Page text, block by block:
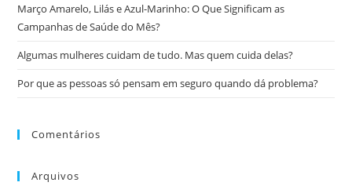
Março Amarelo, Lilás e Azul-Marinho: O Que Significam as
Campanhas de Saúde do Mês?
Algumas mulheres cuidam de tudo. Mas quem cuida delas?
Por que as pessoas só pensam em seguro quando dá problema?
Comentários
Arquivos